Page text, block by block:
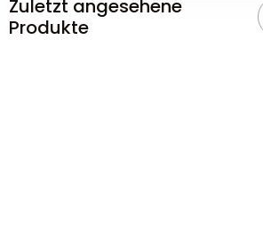
Zuletzt angesehene
Produkte